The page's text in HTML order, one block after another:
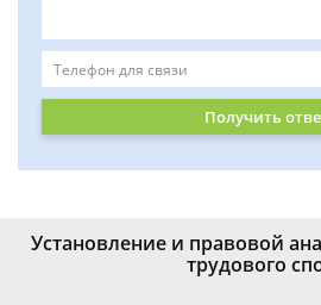
Получить
Установление и правовой
трудового